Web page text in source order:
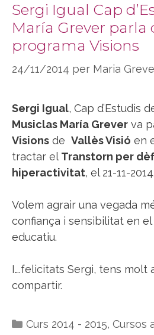
Sergi Igual Cap
María Grever parla
programa Visions
24/11/2014 per Maria
Sergi Igual, Cap d’Estudis
Musiclas María Grever va
Visions de Vallès Visió en
tractar el Transtorn per
hiperactivitat, el 21-11-2014.
Volem agrair una vegada
confiança i sensibilitat en
educatiu.
I….felicitats Sergi, tens molt
compartir.
Categories
Curs 2014 - 2015, Cursos